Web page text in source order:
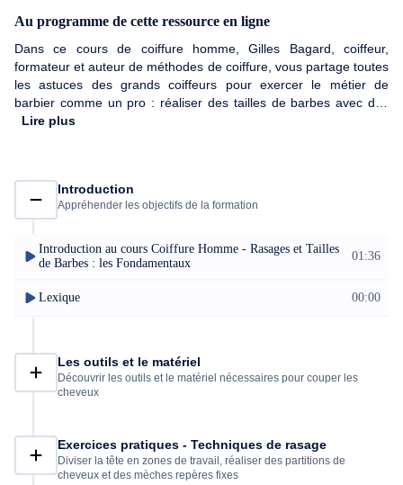
Au programme de cette ressource en ligne
Dans ce cours de coiffure homme, Gilles Bagard, coiffeur,
formateur et auteur de méthodes de coiffure, vous partage toutes
les astuces des grands coiffeurs pour exercer le métier de
barbier comme un pro : réaliser des tailles de barbes avec des
techniques ciseaux et tondeuses et apprendre la technique du
Lire plus
Introduction
Appréhender les objectifs de la formation
Introduction au cours Coiffure Homme - Rasages et Tailles
de Barbes : les Fondamentaux
01:36
Lexique 00:00
Les outils et le matériel
Découvrir les outils et le matériel nécessaires pour couper les
cheveux
Exercices pratiques - Techniques de rasage
Diviser la tête en zones de travail, réaliser des partitions de
cheveux et des mèches repères fixes